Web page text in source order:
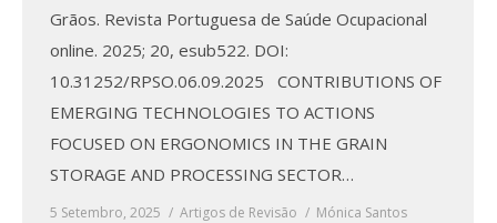
Grãos. Revista Portuguesa de Saúde Ocupacional
online. 2025; 20, esub522. DOI:
10.31252/RPSO.06.09.2025 CONTRIBUTIONS OF
EMERGING TECHNOLOGIES TO ACTIONS
FOCUSED ON ERGONOMICS IN THE GRAIN
STORAGE AND PROCESSING SECTOR…
5 Setembro, 2025 Artigos de Revisão Mónica Santos